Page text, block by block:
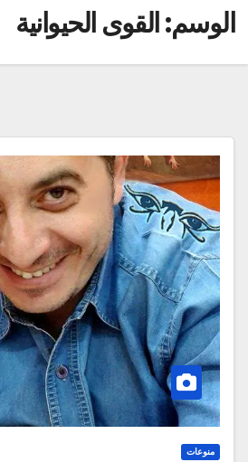
الوسم: القوى الحيوانية
منوعات